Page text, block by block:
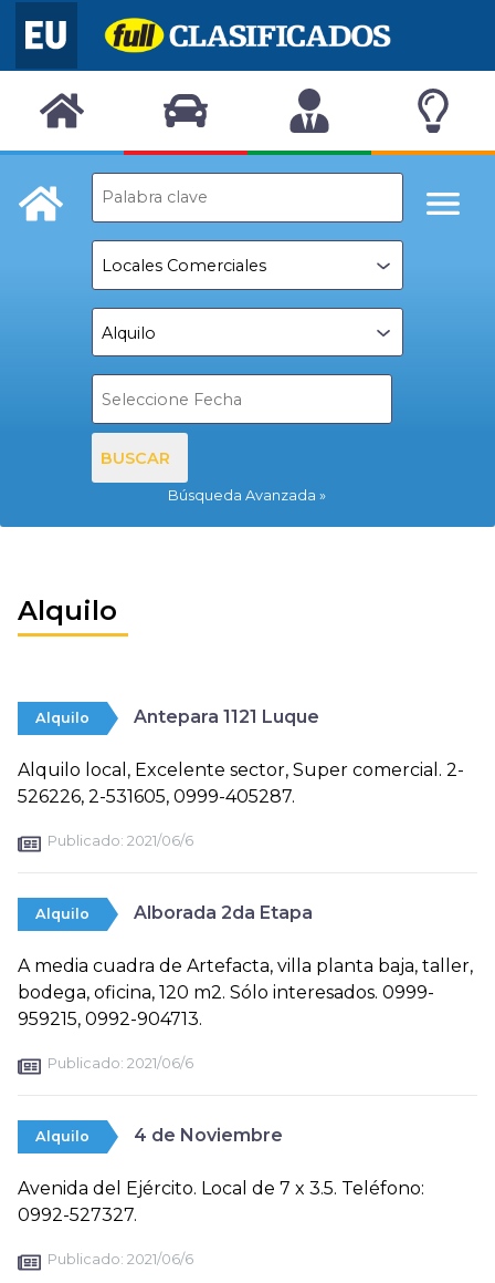
BUSCAR
Búsqueda Avanzada
Alquilo
Alquilo Antepara 1121 Luque
Alquilo local, Excelente sector, Super comercial. 2-
526226, 2-531605, 0999-405287.
Publicado: 2021/06/6
Alquilo Alborada 2da Etapa
A media cuadra de Artefacta, villa planta baja, taller,
bodega, oficina, 120 m2. Sólo interesados. 0999-
959215, 0992-904713.
Publicado: 2021/06/6
Alquilo 4 de Noviembre
Avenida del Ejército. Local de 7 x 3.5. Teléfono:
0992-527327.
Publicado: 2021/06/6